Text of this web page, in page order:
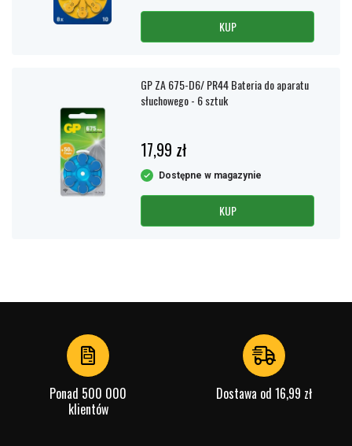
KUP
GP ZA 675-D6/ PR44 Bateria do aparatu
słuchowego - 6 sztuk
17,99 zł
Dostępne w magazynie
KUP
Ponad 500 000
klientów
Dostawa od 16,99 zł